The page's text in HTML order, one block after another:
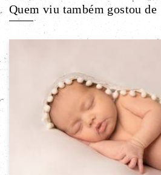
Quem viu também gostou de